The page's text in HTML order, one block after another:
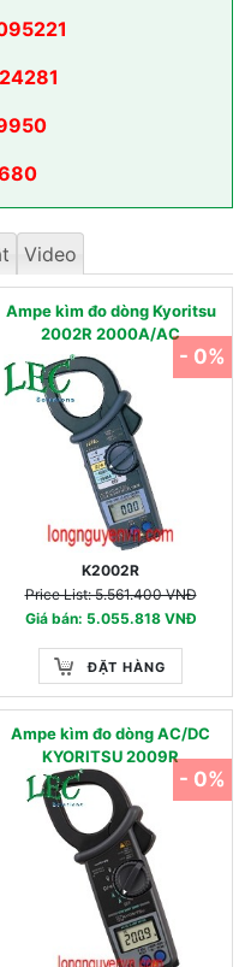
Video
Ampe kìm đo dòng Kyoritsu
2002R 2000A/AC
K2002R
Price List: 5.561.400 VNĐ
Giá bán: 5.055.818 VNĐ
ĐẶT HÀNG
- 0%
Ampe kìm đo dòng AC/DC
KYORITSU 2009R
- 0%